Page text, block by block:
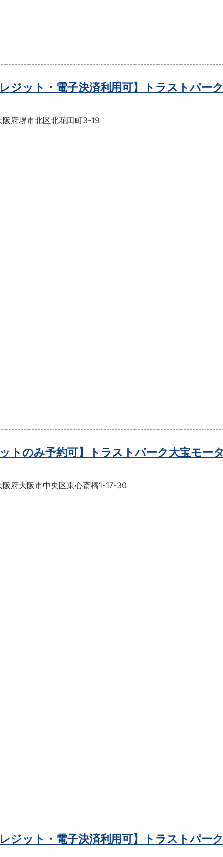
レジット・電子決済利用可】トラストパー
阪府堺市北区北花田町3-19
ットのみ予約可】トラストパーク大宝モー
阪府大阪市中央区東心斎橋1-17-30
レジット・電子決済利用可】トラストパー